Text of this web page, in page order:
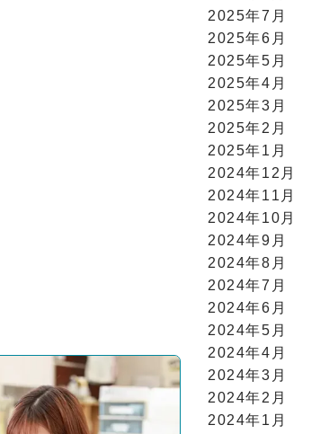
2025年7月
2025年6月
2025年5月
2025年4月
2025年3月
2025年2月
2025年1月
2024年12月
2024年11月
2024年10月
2024年9月
2024年8月
2024年7月
2024年6月
2024年5月
2024年4月
2024年3月
2024年2月
2024年1月